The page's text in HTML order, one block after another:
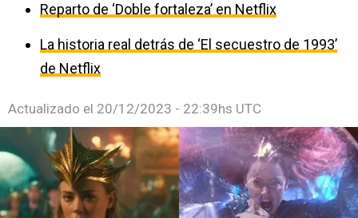
Reparto de ‘Doble fortaleza’ en Netflix
La historia real detrás de ‘El secuestro de 1993’
de Netflix
Actualizado el 20/12/2023 - 22:39hs UTC